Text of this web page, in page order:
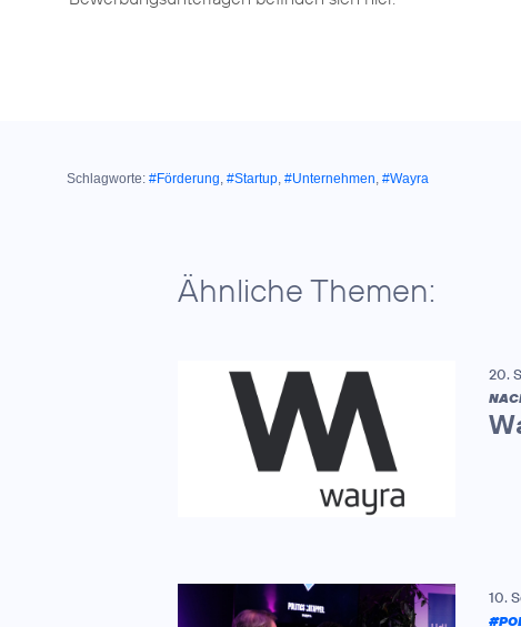
Schlagworte: #Förderung, #Startup, #Unternehmen, #Wayra
Ähnliche Themen:
20.
10.